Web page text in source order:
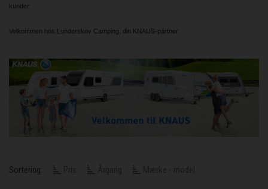
kunder.
Velkommen hos Lunderskov Camping, din KNAUS-partner.
Sortering: